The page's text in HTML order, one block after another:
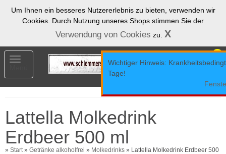
Um Ihnen ein besseres Nutzererlebnis zu bieten, verwenden wir
Cookies. Durch Nutzung unseres Shops stimmen Sie der
Verwendung von Cookies zu. X
Wichtiger Hinweis:
Tage!
0
Toggle
navigation
Lattella Molkedrink
Erdbeer 500 ml
» Start» Getränke alkoholfrei » Molkedrinks » Lattella Molkedrink Erdbeer 500